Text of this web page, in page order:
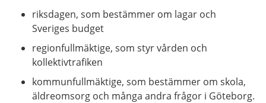
riksdagen, som bestämmer om lagar och
Sveriges budget
regionfullmäktige, som styr vården och
kollektivtrafiken
kommunfullmäktige, som bestämmer om skola,
äldreomsorg och många andra frågor i Göteborg.